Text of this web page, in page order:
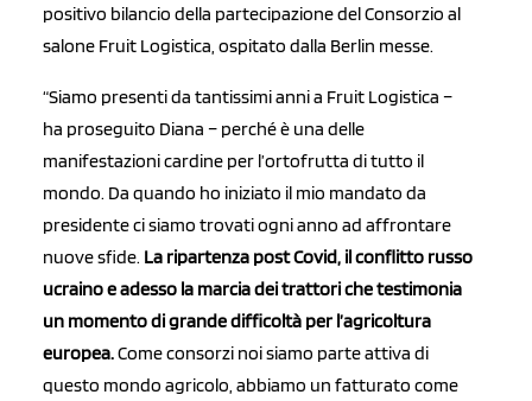
positivo bilancio della partecipazione del Consorzio al
salone Fruit Logistica, ospitato dalla Berlin messe.
“Siamo presenti da tantissimi anni a Fruit Logistica –
ha proseguito Diana – perché è una delle
manifestazioni cardine per l’ortofrutta di tutto il
mondo. Da quando ho iniziato il mio mandato da
presidente ci siamo trovati ogni anno ad affrontare
nuove sfide. La ripartenza post Covid, il conflitto russo
ucraino e adesso la marcia dei trattori che testimonia
un momento di grande difficoltà per l’agricoltura
europea.Come consorzi noi siamo parte attiva di
questo mondo agricolo, abbiamo un fatturato come